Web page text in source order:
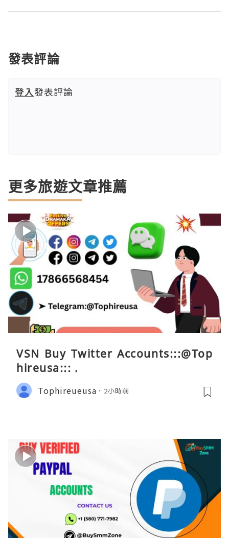
發表評論
登入發表評論
更多旅遊文章推薦
VSN Buy Twitter Accounts:::@Top
hireusa::: .
Tophireueusa 2小時前